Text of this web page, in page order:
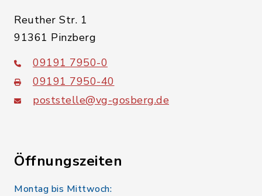
Reuther Str. 1
91361 Pinzberg
09191 7950-0
09191 7950-40
poststelle@vg-gosberg.de
Öffnungszeiten
Montag bis Mittwoch: